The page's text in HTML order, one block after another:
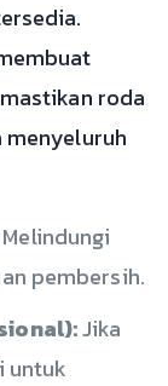
roda
Melindungi
pembersih.
Jika
untuk